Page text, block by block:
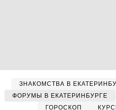
ЗНАКОМСТВА В
ФОРУМЫ В ЕКАТЕРИНБУРГЕ
ГОРОСКОП